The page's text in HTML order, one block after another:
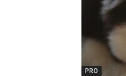
PRO